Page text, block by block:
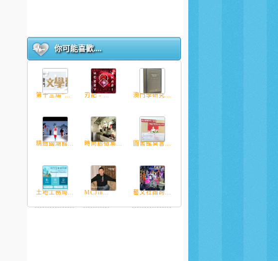
你可能喜歡....
第十三屆“... 刃記 - ... 澳門學研究...
精緻國潮館... 時尚廊徵集... 圖書館莫言...
土地工務局... MCJin... 藝文社團跨...